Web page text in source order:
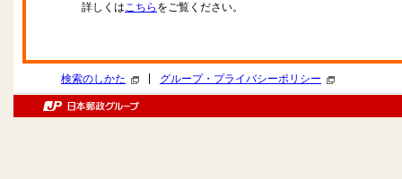
詳しくはこちら をご覧ください。
検索のしかた グループ・プライバシーポリシー